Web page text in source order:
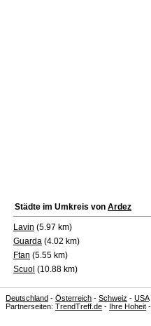
Städte im Umkreis von Ardez
Lavin (5.97 km)
Guarda (4.02 km)
Ftan (5.55 km)
Scuol (10.88 km)
Deutschland - Österreich - Schweiz - USA
Partnerseiten: TrendTreff.de - Ihre Hoheit -